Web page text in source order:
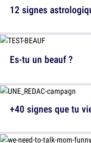
12 signes
Es-tu un beauf ?
+40 signes que tu